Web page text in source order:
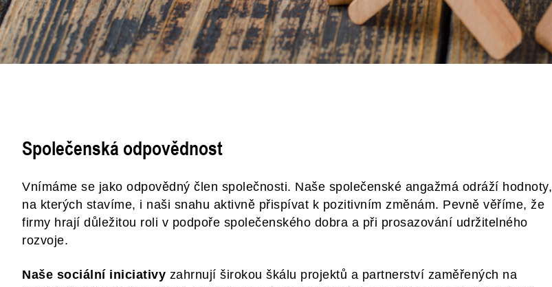
Společenská odpovědnost
Vnímáme se jako odpovědný člen společnosti. Naše společenské angažmá odráží hodnoty,
na kterých stavíme, i naši snahu aktivně přispívat k pozitivním změnám. Pevně věříme, že
firmy hrají důležitou roli v podpoře společenského dobra a při prosazování udržitelného
rozvoje.
Naše sociální iniciativy zahrnují širokou škálu projektů a partnerství zaměřených na